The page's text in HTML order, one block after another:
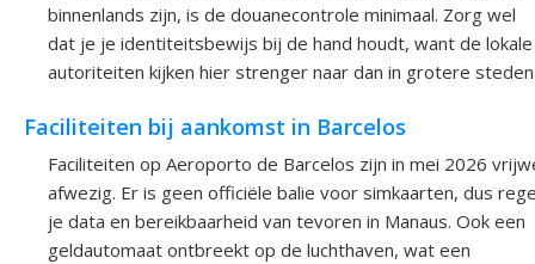
binnenlands zijn, is de douanecontrole minimaal. Zorg wel
dat je je identiteitsbewijs bij de hand houdt, want de lokale
autoriteiten kijken hier strenger naar dan in grotere
Faciliteiten bij aankomst in Barcelos
Faciliteiten op Aeroporto de Barcelos zijn in mei 2026
afwezig. Er is geen officiële balie voor simkaarten, dus
je data en bereikbaarheid van tevoren in Manaus. Ook een
geldautomaat ontbreekt op de luchthaven, wat een